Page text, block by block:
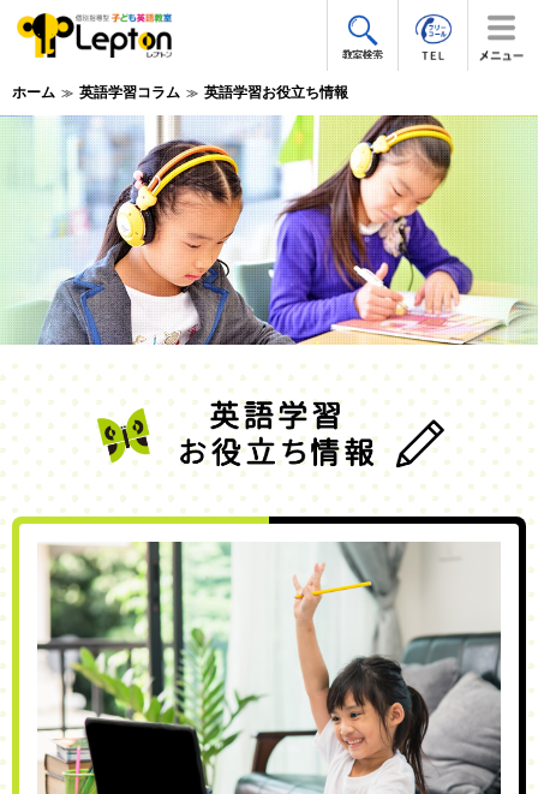
ホーム 英語学習コラム 英語学習お役立ち情報